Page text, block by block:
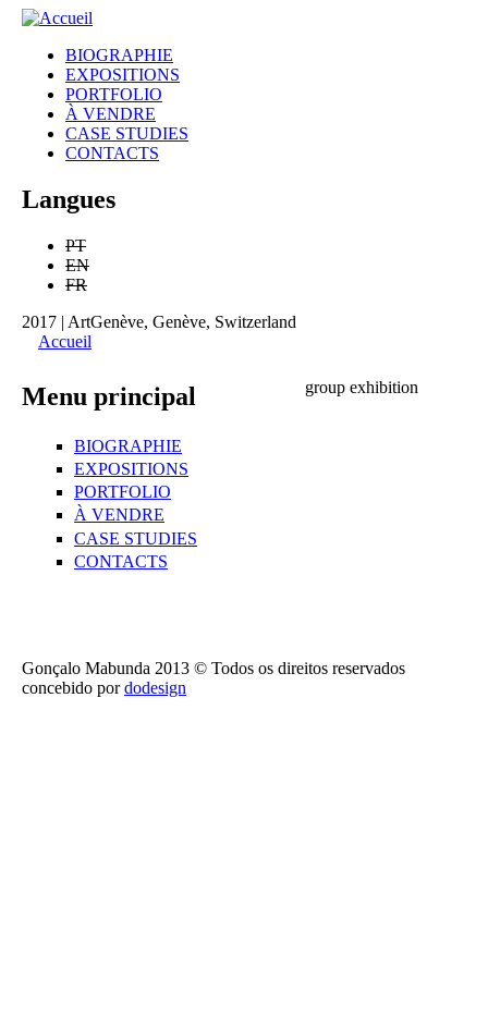
mabunda
Menu principal
BIOGRAPHIE
EXPOSITIONS
PORTFOLIO
À VENDRE
CASE STUDIES
CONTACTS
Langues
PT
EN
FR
2017 | ArtGenève, Genève, Switzerland
Accueil
Menu principal
BIOGRAPHIE
EXPOSITIONS
PORTFOLIO
À VENDRE
CASE STUDIES
CONTACTS
group exhibition
Gonçalo Mabunda 2013 © Todos os direitos reservados
concebido pordodesign